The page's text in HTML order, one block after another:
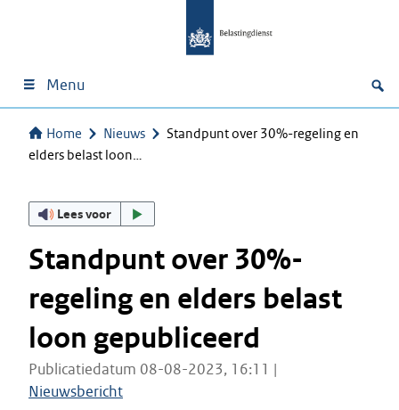
Menu
Home Nieuws
Standpunt over 30%-regeling en
elders belast loon…
Lees voor
Standpunt over 30%-
regeling en elders belast
loon gepubliceerd
Publicatiedatum 08-08-2023, 16:11 |
Nieuwsbericht